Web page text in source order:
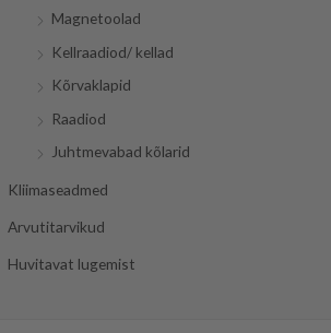
Magnetoolad
Kellraadiod/ kellad
Kõrvaklapid
Raadiod
Juhtmevabad kõlarid
Kliimaseadmed
Arvutitarvikud
Huvitavat lugemist